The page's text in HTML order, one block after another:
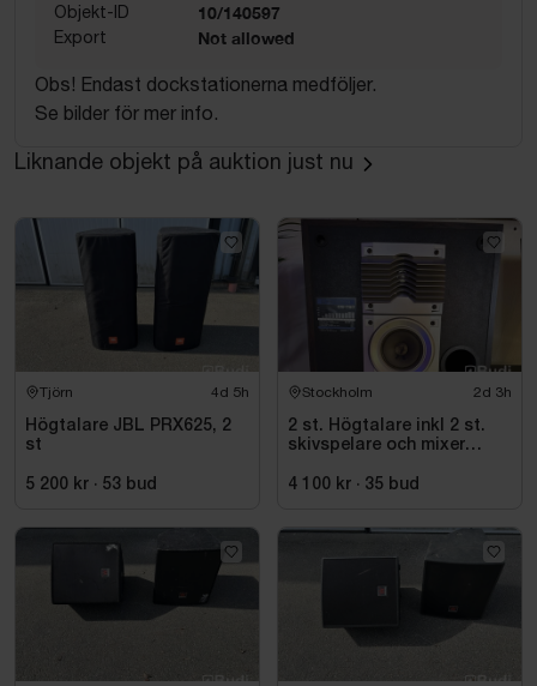
Objekt-ID 10/140597
Export Not allowed
Obs! Endast dockstationerna medföljer.
Se bilder för mer info.
Liknande objekt på auktion just nu
Tjörn 4d 5h
Högtalare JBL PRX625, 2
st
5 200 kr · 53 bud
Stockholm 2d 3h
2 st. Högtalare inkl 2 st.
skivspelare och mixer
4 100 kr · 35 bud